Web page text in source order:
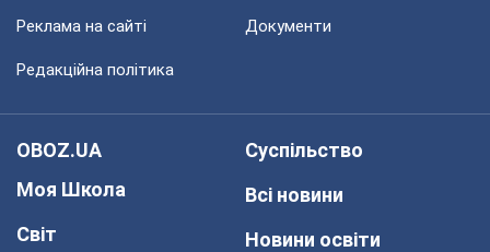
Реклама на сайті Документи
Редакційна політика
OBOZ.UA
Моя Школа
Світ
Суспільство
Всі новини
Новини освіти